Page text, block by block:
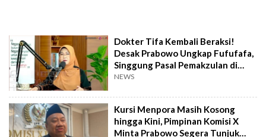
Dokter Tifa Kembali Beraksi!
Desak Prabowo Ungkap Fufufafa,
Singgung Pasal Pemakzulan di
UUD 1945
NEWS
Kursi Menpora Masih Kosong
hingga Kini, Pimpinan Komisi X
Minta Prabowo Segera Tunjuk